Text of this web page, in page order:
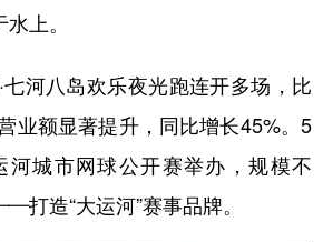
上。
河八岛欢乐夜光跑连开多场，比
业额显著提升，同比增长45%。5
河城市网球公开赛举办，规模不
打造“大运河”赛事品牌。